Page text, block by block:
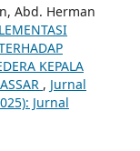
Abd. Herman
KEPALA
, Jurnal
Jurnal